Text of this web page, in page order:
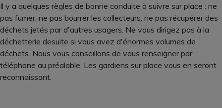
Il y a quelques règles de bonne conduite à suivre sur place : ne
pas fumer, ne pas bourrer les collecteurs, ne pas récupérer des
déchets jetés par d'autres usagers. Ne vous dirigez pas à la
déchetterie desuite si vous avez d'énormes volumes de
déchets. Nous vous conseillons de vous renseigner par
téléphone au préalable. Les gardiens sur place vous en seront
reconnaissant.